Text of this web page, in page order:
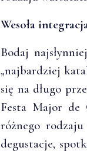
Wesoła
Bodaj
„najbardziej
się na długo
Festa Major de
różnego
degustacje,